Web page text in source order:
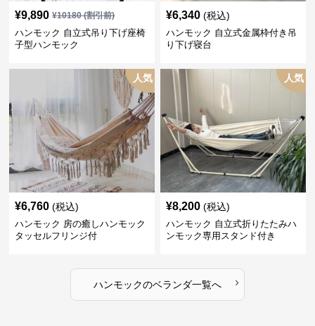
¥9,890 ¥10180(割引前)
ハンモック 自立式吊り下げ座椅
子型ハンモック
¥6,340 (税込)
ハンモック 自立式金属枠付き吊
り下げ寝台
人気
¥6,760 (税込)
ハンモック 房の癒しハンモック
タッセルフリンジ付
人気
¥8,200 (税込)
ハンモック 自立式折りたたみハ
ンモック専用スタンド付き
ハンモックのベランダ一覧へ ›